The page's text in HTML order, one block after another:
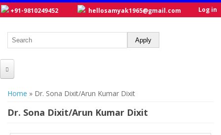
+91-9810249452 hellosamyak1965@gmail.com Log in
You are here
Home » Dr. Sona Dixit/Arun Kumar Dixit
Dr. Sona Dixit/Arun Kumar Dixit